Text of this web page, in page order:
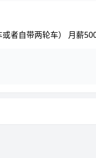
者自带两轮车） 月薪